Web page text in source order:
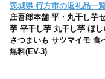
茨城県 行方市の返礼品一
庄吾郎本舗 平・丸干し芋
芋 平干し芋 丸干し芋 ほ
さつまいも サツマイモ 食
無料(EV-3)